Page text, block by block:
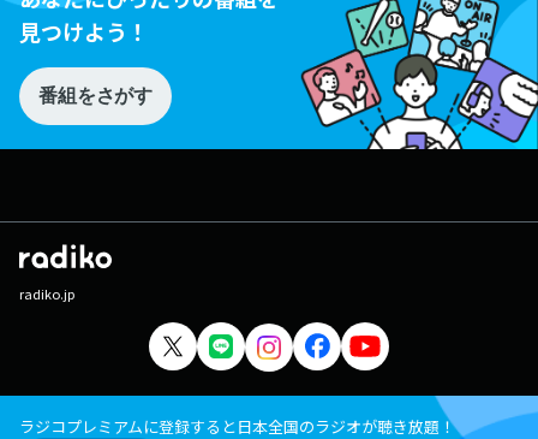
見つけよう！
番組をさがす
radiko.jp
ラジコプレミアムに登録すると日本全国のラジオが聴き放題！